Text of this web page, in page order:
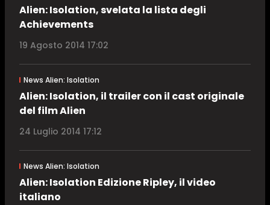
Alien: Isolation, svelata la lista degli
Achievements
19 Agosto 2014 17:02
News Alien: Isolation
Alien: Isolation, il trailer con il cast originale
del film Alien
24 Luglio 2014 17:12
News Alien: Isolation
Alien: Isolation Edizione Ripley, il video
italiano